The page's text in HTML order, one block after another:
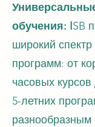
обучения: ISB
широкий
программ: от
часовых
5-летних
разнообразным